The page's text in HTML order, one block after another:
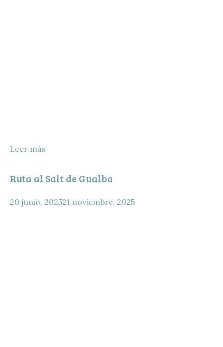
Leer más
Ruta al Salt de Gualba
20 junio, 202521 noviembre, 2025